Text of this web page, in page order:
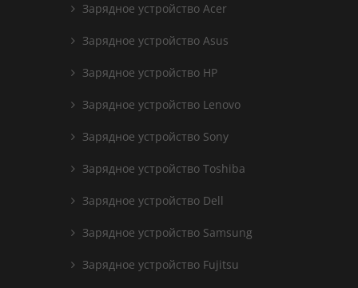
Зарядное устройство Acer
Зарядное устройство Asus
Зарядное устройство HP
Зарядное устройство Lenovo
Зарядное устройство Sony
Зарядное устройство Toshiba
Зарядное устройство Dell
Зарядное устройство Samsung
Зарядное устройство Fujitsu